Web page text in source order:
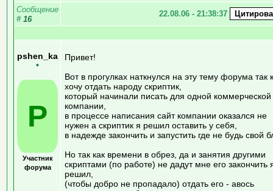
Сообщение
# 16
22.08.06 - 21:38:37
pshen_ka
•
P
Участник
форума
Привет!
Вот в прогулках наткнулся на эту тему форума так
хочу отдать народу скриптик,
который начинали писать для одной коммерческой
компании,
в процессе написания сайт компании оказался не
нужен а скриптик я решил оставить у себя,
в надежде закончить и запустить где не будь свой
Но так как времени в обрез, да и занятия другими
скриптами (по работе) не дадут мне его закончить
решил,
(чтобы добро не пропадало) отдать его - авось